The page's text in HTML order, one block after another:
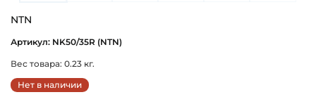
NTN
Артикул: NK50/35R (NTN)
Вес товара: 0.23 кг.
Нет в наличии